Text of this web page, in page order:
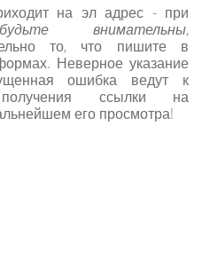
на эл адрес - при
будьте внимательны,
то, что пишите в
Неверное указание
ошибка ведут к
получения ссылки на
его просмотра!